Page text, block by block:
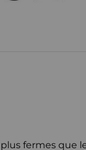
fermes que